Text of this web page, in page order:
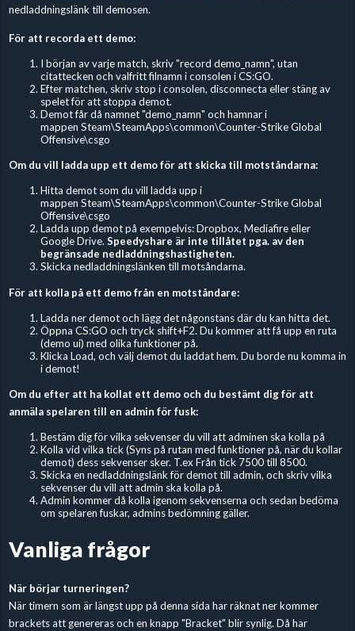
nedladdningslänk till demosen.
För att recorda ett demo:
I början av varje match, skriv "record demo_namn", utan
citattecken och valfritt filnamn i consolen i CS:GO.
Efter matchen, skriv stop i consolen, disconnecta eller stäng av
spelet för att stoppa demot.
Demot får då namnet "demo_namn" och hamnar i
mappen Steam\SteamApps\common\Counter-Strike Global
Offensive\csgo
Om du vill ladda upp ett demo för att skicka till motståndarna:
Hitta demot som du vill ladda upp i
mappen Steam\SteamApps\common\Counter-Strike Global
Offensive\csgo
Ladda upp demot på exempelvis: Dropbox, Mediafire eller
Google Drive.Speedyshare är inte tillåtet pga. av den
begränsade nedladdningshastigheten.
Skicka nedladdningslänken till motsåndarna.
För att kolla på ett demo från en motståndare:
Ladda ner demot och lägg det någonstans där du kan hitta det.
Öppna CS:GO och tryck shift+F2. Du kommer att få upp en ruta
(demo ui) med olika funktioner på.
Klicka Load, och välj demot du laddat hem. Du borde nu komma in
i demot!
Om du efter att ha kollat ett demo och du bestämt dig för att
anmäla spelaren till en admin för fusk:
Bestäm dig för vilka sekvenser du vill att adminen ska kolla på
Kolla vid vilka tick (Syns på rutan med funktioner på, när du kollar
demot) dess sekvenser sker. T.ex Från tick 7500 till 8500.
Skicka en nedladdningslänk för demot till admin, och skriv vilka
sekvenser du vill att admin ska kolla på.
Admin kommer då kolla igenom sekvenserna och sedan bedöma
om spelaren fuskar, admins bedömning gäller.
Vanliga frågor
När börjar turneringen?
När timern som är längst upp på denna sida har räknat ner kommer
brackets att genereras och en knapp "Bracket" blir synlig. Då har